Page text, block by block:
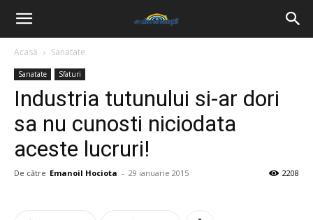
Acasă Sanatate
Sanatate Sfaturi
Industria tutunului si-ar dori
sa nu cunosti niciodata
aceste lucruri!
De către Emanoil Hociota - 29 ianuarie 2015 2208